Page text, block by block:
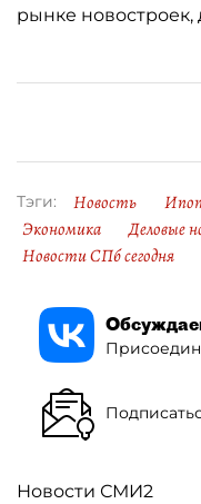
рынке новостроек,
Тэги: Новость
Экономика
Деловые
Новости СПб сегодня
Новости СМИ2